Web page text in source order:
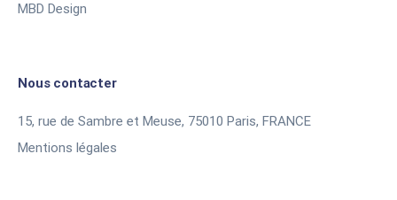
MBD Design
Nous contacter
15, rue de Sambre et Meuse, 75010 Paris, FRANCE
Mentions légales